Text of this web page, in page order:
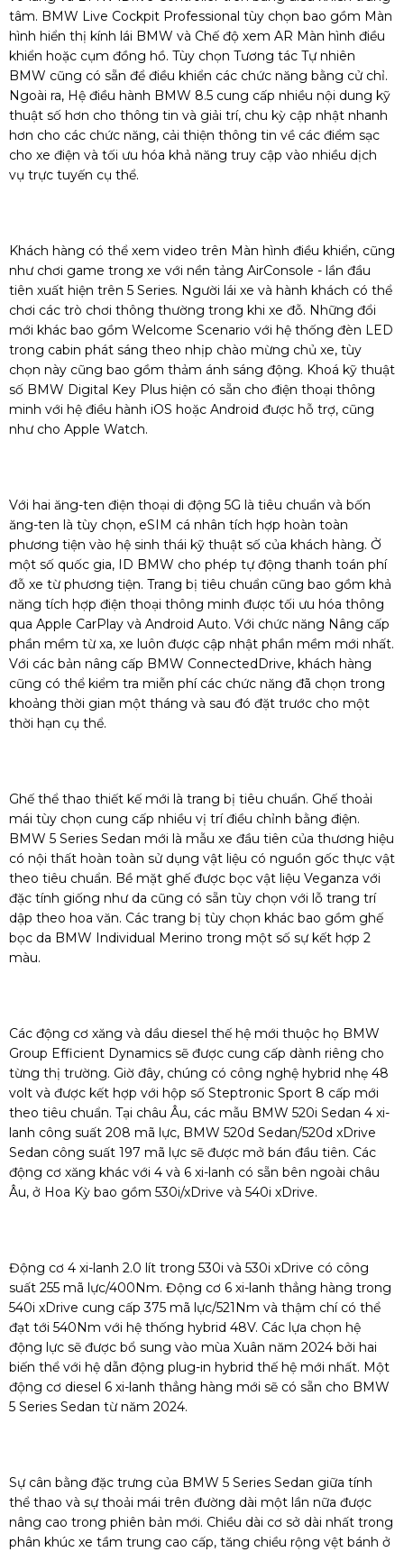
tâm. BMW Live Cockpit Professional tùy chọn bao gồm Màn
hình hiển thị kính lái BMW và Chế độ xem AR Màn hình điều
khiển hoặc cụm đồng hồ. Tùy chọn Tương tác Tự nhiên
BMW cũng có sẵn để điều khiển các chức năng bằng cử chỉ.
Ngoài ra, Hệ điều hành BMW 8.5 cung cấp nhiều nội dung kỹ
thuật số hơn cho thông tin và giải trí, chu kỳ cập nhật nhanh
hơn cho các chức năng, cải thiện thông tin về các điểm sạc
cho xe điện và tối ưu hóa khả năng truy cập vào nhiều dịch
vụ trực tuyến cụ thể.
Khách hàng có thể xem video trên Màn hình điều khiển, cũng
như chơi game trong xe với nền tảng AirConsole - lần đầu
tiên xuất hiện trên 5 Series. Người lái xe và hành khách có thể
chơi các trò chơi thông thường trong khi xe đỗ. Những đổi
mới khác bao gồm Welcome Scenario với hệ thống đèn LED
trong cabin phát sáng theo nhịp chào mừng chủ xe, tùy
chọn này cũng bao gồm thảm ánh sáng động. Khoá kỹ thuật
số BMW Digital Key Plus hiện có sẵn cho điện thoại thông
minh với hệ điều hành iOS hoặc Android được hỗ trợ, cũng
như cho Apple Watch.
Với hai ăng-ten điện thoại di động 5G là tiêu chuẩn và bốn
ăng-ten là tùy chọn, eSIM cá nhân tích hợp hoàn toàn
phương tiện vào hệ sinh thái kỹ thuật số của khách hàng. Ở
một số quốc gia, ID BMW cho phép tự động thanh toán phí
đỗ xe từ phương tiện. Trang bị tiêu chuẩn cũng bao gồm khả
năng tích hợp điện thoại thông minh được tối ưu hóa thông
qua Apple CarPlay và Android Auto. Với chức năng Nâng cấp
phần mềm từ xa, xe luôn được cập nhật phần mềm mới nhất.
Với các bản nâng cấp BMW ConnectedDrive, khách hàng
cũng có thể kiểm tra miễn phí các chức năng đã chọn trong
khoảng thời gian một tháng và sau đó đặt trước cho một
thời hạn cụ thể.
Ghế thể thao thiết kế mới là trang bị tiêu chuẩn. Ghế thoải
mái tùy chọn cung cấp nhiều vị trí điều chỉnh bằng điện.
BMW 5 Series Sedan mới là mẫu xe đầu tiên của thương hiệu
có nội thất hoàn toàn sử dụng vật liệu có nguồn gốc thực vật
theo tiêu chuẩn. Bề mặt ghế được bọc vật liệu Veganza với
đặc tính giống như da cũng có sẵn tùy chọn với lỗ trang trí
dập theo hoa văn. Các trang bị tùy chọn khác bao gồm ghế
bọc da BMW Individual Merino trong một số sự kết hợp 2
màu.
Các động cơ xăng và dầu diesel thế hệ mới thuộc họ BMW
Group Efficient Dynamics sẽ được cung cấp dành riêng cho
từng thị trường. Giờ đây, chúng có công nghệ hybrid nhẹ 48
volt và được kết hợp với hộp số Steptronic Sport 8 cấp mới
theo tiêu chuẩn. Tại châu Âu, các mẫu BMW 520i Sedan 4 xi-
lanh công suất 208 mã lực, BMW 520d Sedan/520d xDrive
Sedan công suất 197 mã lực sẽ được mở bán đầu tiên. Các
động cơ xăng khác với 4 và 6 xi-lanh có sẵn bên ngoài châu
Âu, ở Hoa Kỳ bao gồm 530i/xDrive và 540i xDrive.
Động cơ 4 xi-lanh 2.0 lít trong 530i và 530i xDrive có công
suất 255 mã lực/400Nm. Động cơ 6 xi-lanh thẳng hàng trong
540i xDrive cung cấp 375 mã lực/521Nm và thậm chí có thể
đạt tới 540Nm với hệ thống hybrid 48V. Các lựa chọn hệ
động lực sẽ được bổ sung vào mùa Xuân năm 2024 bởi hai
biến thể với hệ dẫn động plug-in hybrid thế hệ mới nhất. Một
động cơ diesel 6 xi-lanh thẳng hàng mới sẽ có sẵn cho BMW
5 Series Sedan từ năm 2024.
Sự cân bằng đặc trưng của BMW 5 Series Sedan giữa tính
thể thao và sự thoải mái trên đường dài một lần nữa được
nâng cao trong phiên bản mới. Chiều dài cơ sở dài nhất trong
phân khúc xe tầm trung cao cấp, tăng chiều rộng vệt bánh ở